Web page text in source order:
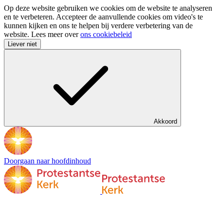
Op deze website gebruiken we cookies om de website te analyseren
en te verbeteren. Accepteer de aanvullende cookies om video's te
kunnen kijken en ons te helpen bij verdere verbetering van de
website. Lees meer overons cookiebeleid
Liever niet
Akkoord
Doorgaan naar hoofdinhoud